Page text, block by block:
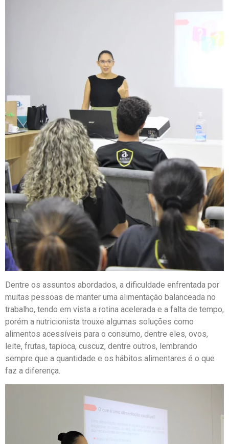
Dentre os assuntos abordados, a dificuldade enfrentada por
muitas pessoas de manter uma alimentação balanceada no
trabalho, tendo em vista a rotina acelerada e a falta de tempo,
porém a nutricionista trouxe algumas soluções como
alimentos acessíveis para o consumo, dentre eles, ovos,
leite, frutas, tapioca, cuscuz, dentre outros, lembrando
sempre que a quantidade e os hábitos alimentares é o que
faz a diferença.